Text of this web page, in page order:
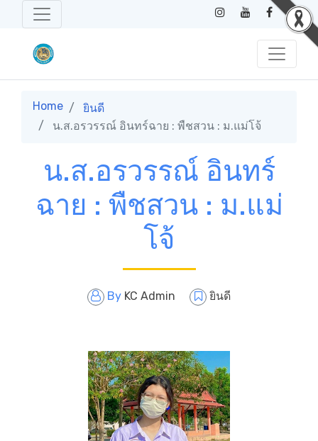
Home
ยินดี
น.ส.อรวรรณ์ อินทร์ฉาย : พืชสวน : ม.แม่โจ้
น.ส.อรวรรณ์ อินทร์
ฉาย : พืชสวน : ม.แม่
โจ้
By KC Admin ยินดี